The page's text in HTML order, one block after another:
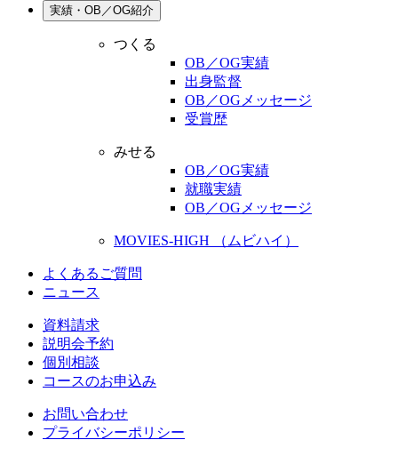
実績・OB／OG紹介
つくる
OB／OG実績
出身監督
OB／OGメッセージ
受賞歴
みせる
OB／OG実績
就職実績
OB／OGメッセージ
MOVIES-HIGH （ムビハイ）
よくあるご質問
ニュース
資料請求
説明会予約
個別相談
コースのお申込み
お問い合わせ
プライバシーポリシー